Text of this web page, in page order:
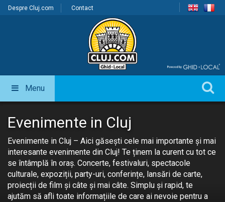
Despre Cluj.com Contact
Menu
Evenimente in Cluj
Evenimente in Cluj – Aici găsești cele mai importante și mai
interesante evenimente din Cluj! Te ținem la curent cu tot ce
se întâmplă în oraș. Concerte, festivaluri, spectacole
culturale, expoziții, party-uri, conferințe, lansări de carte,
proiecții de film și câte și mai câte. Simplu și rapid, te
ajutăm să afli toate informațiile de care ai nevoie pentru a